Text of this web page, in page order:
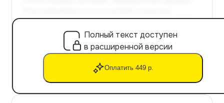
Полный текст доступен
в расширенной версии
Оплатить 449 р.